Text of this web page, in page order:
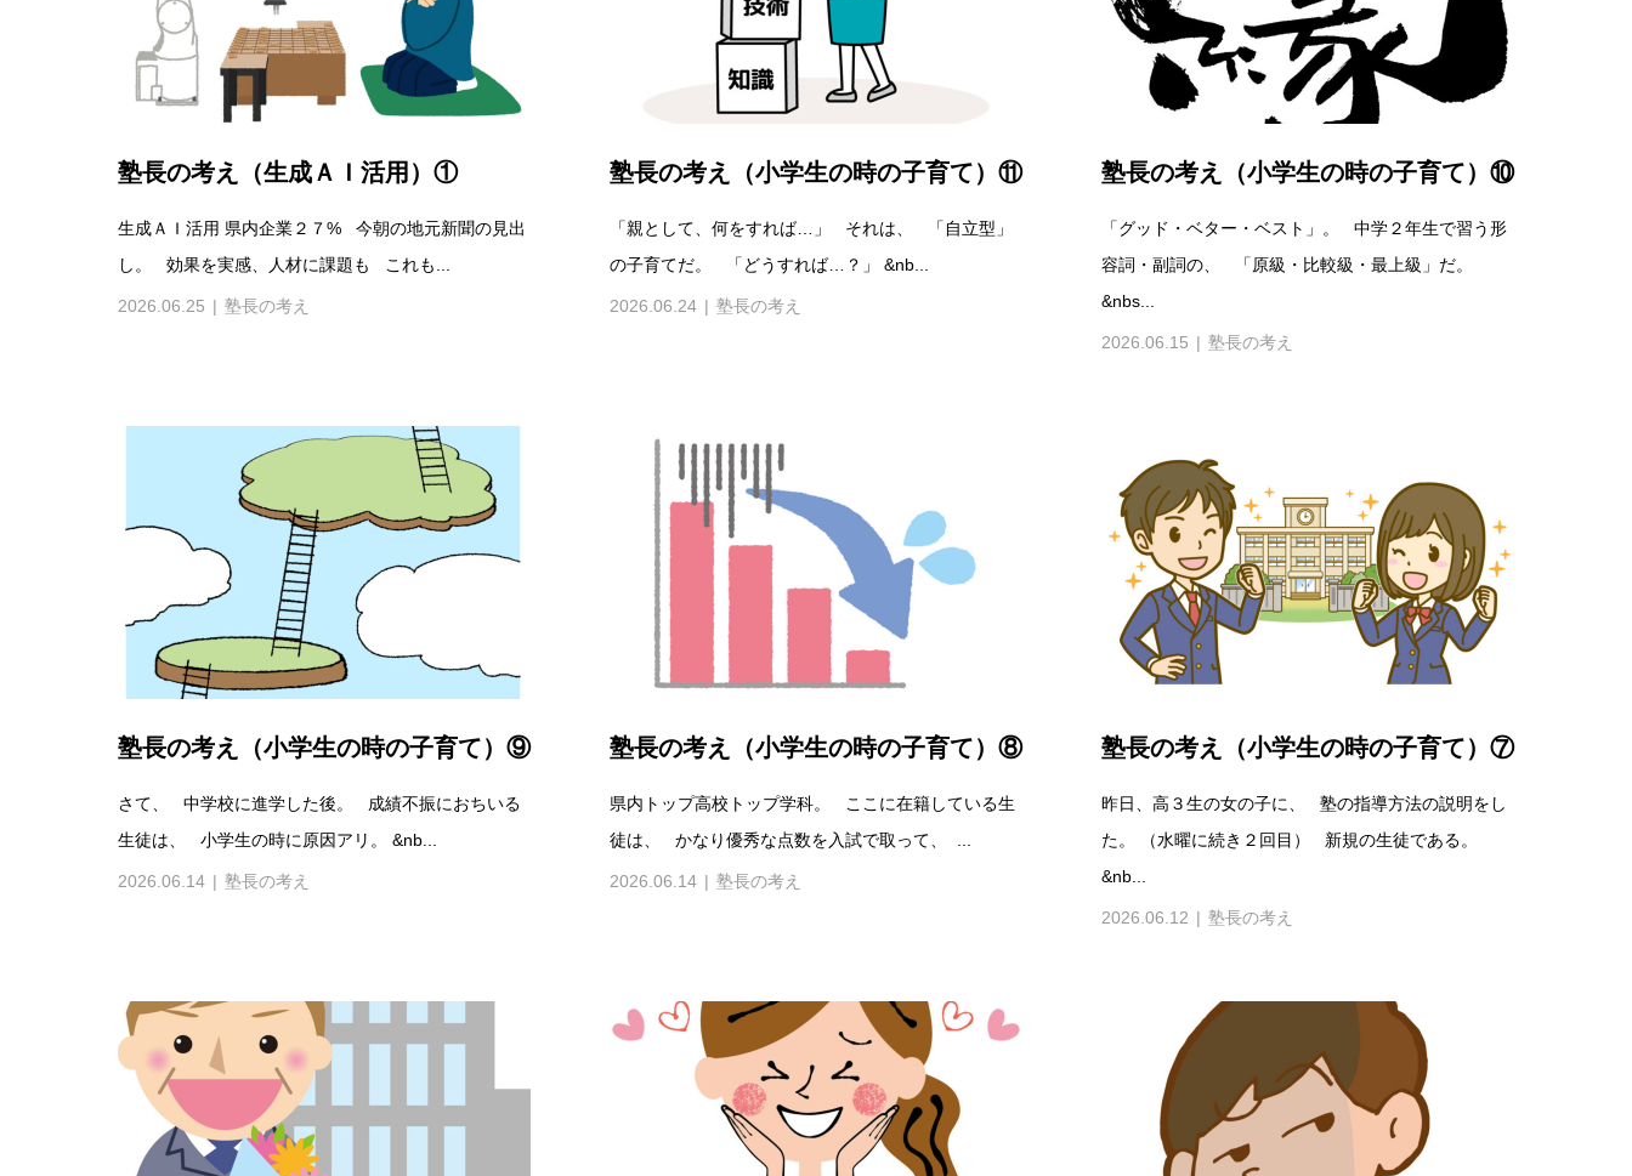
し。 効果を実感、人材に課題も これも...
2026.06.25 塾長の考え
の子育てだ。 「どうすれば…？」 &nb...
塾長の考え
容詞・副詞の、 「原級・比較級・最上級」だ。
&nbs...
2026.06.15 塾長の考え
塾長の考え（小学生の時の子育て）⑨
さて、 中学校に進学した後。 成績不振におちいる
生徒は、 小学生の時に原因アリ。 &nb...
2026.06.14 塾長の考え
塾長の考え（小学生の時の子育て）⑧
県内トップ高校トップ学科。 ここに在籍している生
徒は、 かなり優秀な点数を入試で取って、 ...
2026.06.14 塾長の考え
塾長の考え（小学生の時の子育て）⑦
昨日、高３生の女の子に、 塾の指導方法の説明をし
た。 （水曜に続き２回目） 新規の生徒である。
&nb...
2026.06.12 塾長の考え
塾長の考え（小学生の時の子育て）⑥
中学生の時の結果は、 小学生の時に原因がある。
それは成績だけではない。 学習習慣もそう...
塾長の考え（小学生の時の子育て）⑤
「小学校学習指導要領」 これは、 文部省が定める全
国共通の、 教育課程の基準だ。 この最新版（平成
塾長の考え（小学生の時の子育て）④
以前に話したように、 「現在の原因は過去にあり」
これが原則だ。 中学生のわが子が反抗す...